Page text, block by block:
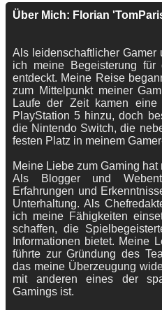
Über Mich: Florian
Als leidenschaftlicher Gamer
ich meine Begeisterung
entdeckt. Meine Reise
zum Mittelpunkt meiner
Laufe der Zeit kamen
PlayStation 5 hinzu, doch
die Nintendo Switch, die
festen Platz in meinem
Meine Liebe zum Gaming
Als Blogger und
Erfahrungen und
Unterhaltung. Als
ich meine Fähigkeiten
schaffen, die
Informationen bietet. Meine
führte zur Gründung des
das meine Überzeugung
mit anderen eines der
Gamings ist.